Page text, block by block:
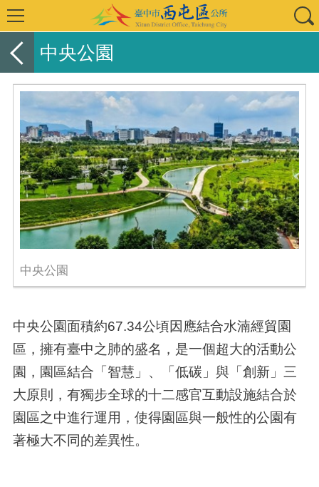
中央公園
中央公園
中央公園面積約67.34公頃因應結合水湳經貿園
區，擁有臺中之肺的盛名，是一個超大的活動公
園，園區結合「智慧」、「低碳」與「創新」三
大原則，有獨步全球的十二感官互動設施結合於
園區之中進行運用，使得園區與一般性的公園有
著極大不同的差異性。